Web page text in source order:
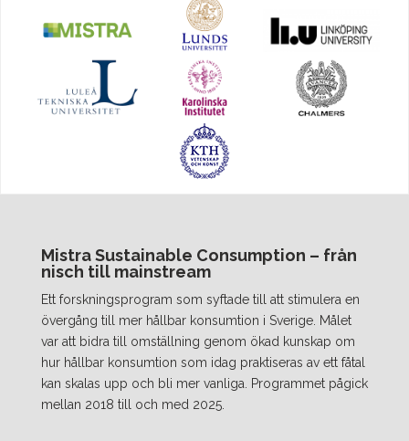
Mistra Sustainable Consumption – från
nisch till mainstream
Ett forskningsprogram som syftade till att stimulera en
övergång till mer hållbar konsumtion i Sverige. Målet
var att bidra till omställning genom ökad kunskap om
hur hållbar konsumtion som idag praktiseras av ett fåtal
kan skalas upp och bli mer vanliga. Programmet pågick
mellan 2018 till och med 2025.